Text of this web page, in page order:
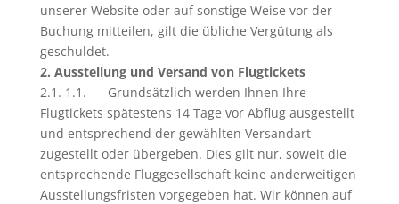
unserer Website oder auf sonstige Weise vor der
Buchung mitteilen, gilt die übliche Vergütung als
geschuldet.
2. Ausstellung und Versand von Flugtickets
2.1. 1.1. Grundsätzlich werden Ihnen Ihre
Flugtickets spätestens 14 Tage vor Abflug ausgestellt
und entsprechend der gewählten Versandart
zugestellt oder übergeben. Dies gilt nur, soweit die
entsprechende Fluggesellschaft keine anderweitigen
Ausstellungsfristen vorgegeben hat. Wir können auf